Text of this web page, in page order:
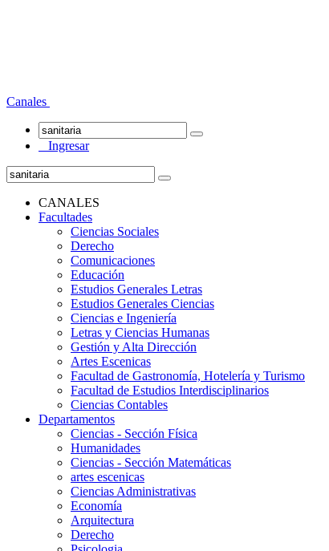
Canales
Ingresar
CANALES
Facultades
Ciencias Sociales
Derecho
Comunicaciones
Educación
Estudios Generales Letras
Estudios Generales Ciencias
Ciencias e Ingeniería
Letras y Ciencias Humanas
Gestión y Alta Dirección
Artes Escenicas
Facultad de Gastronomía, Hotelería y Turismo
Facultad de Estudios Interdisciplinarios
Ciencias Contables
Departamentos
Ciencias - Sección Física
Humanidades
Ciencias - Sección Matemáticas
artes escenicas
Ciencias Administrativas
Economía
Arquitectura
Derecho